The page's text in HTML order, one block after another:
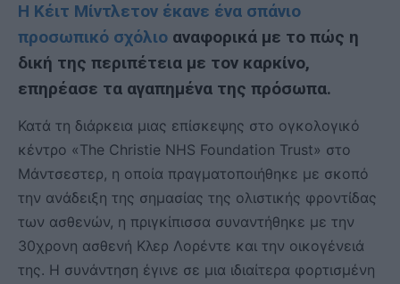
Η Κέιτ Μίντλετον έκανε ένα σπάνιο
προσωπικό σχόλιο αναφορικά με το πώς η
δική της περιπέτεια με τον καρκίνο,
επηρέασε τα αγαπημένα της πρόσωπα.
Κατά τη διάρκεια μιας επίσκεψης στο ογκολογικό
κέντρο «The Christie NHS Foundation Trust» στο
Μάντσεστερ, η οποία πραγματοποιήθηκε με σκοπό
την ανάδειξη της σημασίας της ολιστικής φροντίδας
των ασθενών, η πριγκίπισσα συναντήθηκε με την
30χρονη ασθενή Κλερ Λορέντε και την οικογένειά
της. Η συνάντηση έγινε σε μια ιδιαίτερα φορτισμένη